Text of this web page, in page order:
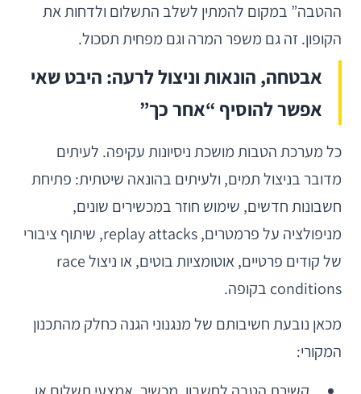
ההטבה” במקום להמתין לשלב התשלום ולדחות את
הקופון. זה גם משפר המרה וגם מפחית תסכול.
אבטחה, הונאות וניצול לרעה: היבט שאי
אפשר להוסיף “אחר כך”
כל מערכת הטבות מושכת ניסיונות עקיפה. לעיתים
מדובר בניצול תמים, ולעיתים בהונאה שיטתית: פתיחת
חשבונות חדשים, שימוש חוזר במכשירים שונים,
מניפולציה על פרמטרים, replay attacks, שיתוף ציבורי
של קודים פרטיים, אוטומציות בוטים, או ניצול race
conditions בקופה.
מכאן נובעת חשיבותם של מנגנוני הגנה כחלק מהתכנון
המקורי: